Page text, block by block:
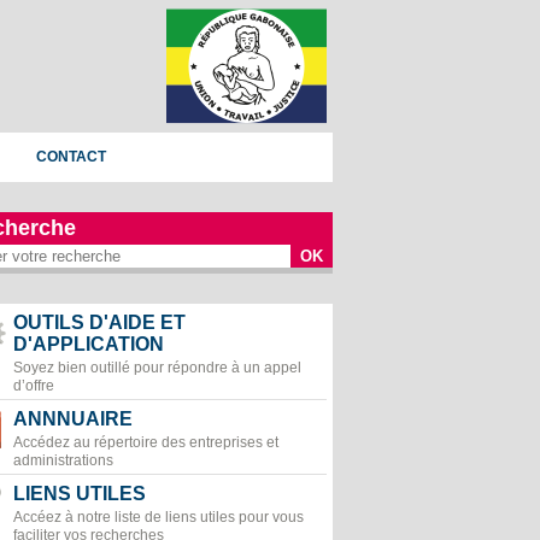
CONTACT
OK
OUTILS D'AIDE ET
D'APPLICATION
Soyez bien outillé pour répondre à un appel
d’offre
ANNNUAIRE
Accédez au répertoire des entreprises et
administrations
LIENS UTILES
Accéez à notre liste de liens utiles pour vous